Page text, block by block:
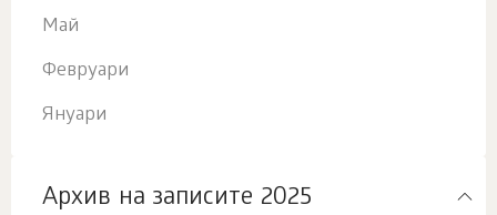
Май
Февруари
Януари
Архив на записите 2025